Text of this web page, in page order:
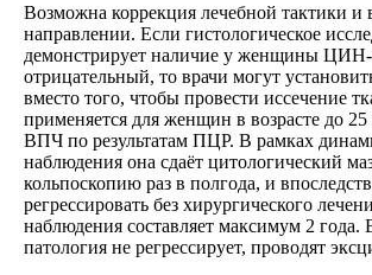
Возможна коррекция лечебной тактики и
направлении. Если гистологическое
демонстрирует наличие у женщины ЦИН-
отрицательный, то врачи могут
вместо того, чтобы провести иссечение
применяется для женщин в возрасте до 25
ВПЧ по результатам ПЦР. В рамках
наблюдения она сдаёт цитологический
кольпоскопию раз в полгода, и
регрессировать без хирургического
наблюдения составляет максимум 2 года.
патология не регрессирует, проводят